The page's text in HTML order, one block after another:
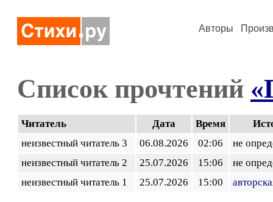
Авторы
Список прочтений
Читатель Дата Время
неизвестный читатель 3
06.08.2026 02:06
не
неизвестный читатель 2
25.07.2026 15:06
не
неизвестный читатель 1
25.07.2026 15:00